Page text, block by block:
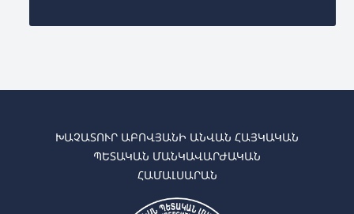
ԽԱՉԱՏՈՒՐ ԱԲՈՎՅԱՆԻ ԱՆՎԱՆ ՀԱՅԿԱԿԱՆ
ՊԵՏԱԿԱՆ ՄԱՆԿԱՎԱՐԺԱԿԱՆ
ՀԱՄԱԼՍԱՐԱՆ